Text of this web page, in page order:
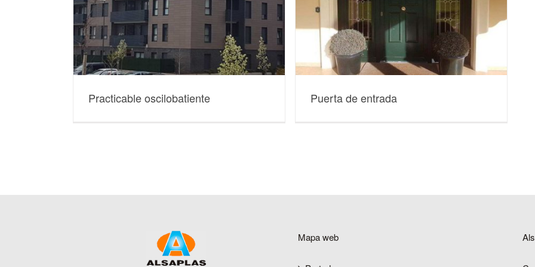
Practicable oscilobatiente Puerta de entrada
Mapa web